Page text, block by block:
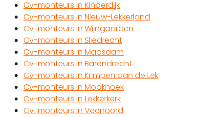
Cv-monteurs in Kinderdijk
Cv-monteurs in Nieuw-Lekkerland
Cv-monteurs in Wijngaarden
Cv-monteurs in Sliedrecht
Cv-monteurs in Maasdam
Cv-monteurs in Barendrecht
Cv-monteurs in Krimpen aan de Lek
Cv-monteurs in Mookhoek
Cv-monteurs in Lekkerkerk
Cv-monteurs in Veenoord